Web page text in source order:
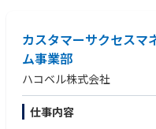
200 円 × 「自宅」でのリモ
■現状の組織の運営形態（参考
・配属先組織の平均残業時
業組織・手法を変革していく
社会貢献性の高い領域：物流
決を通じて、社会全体の効率化
■営業スタイル
1人あたりの担当社数：20社以上
・社内外の関係当事者の信頼
ーション能力
・圧倒的な行動量とスピード感
カスタマーサクセスマ
ム事業部
ハコベル株式会社
仕事内容